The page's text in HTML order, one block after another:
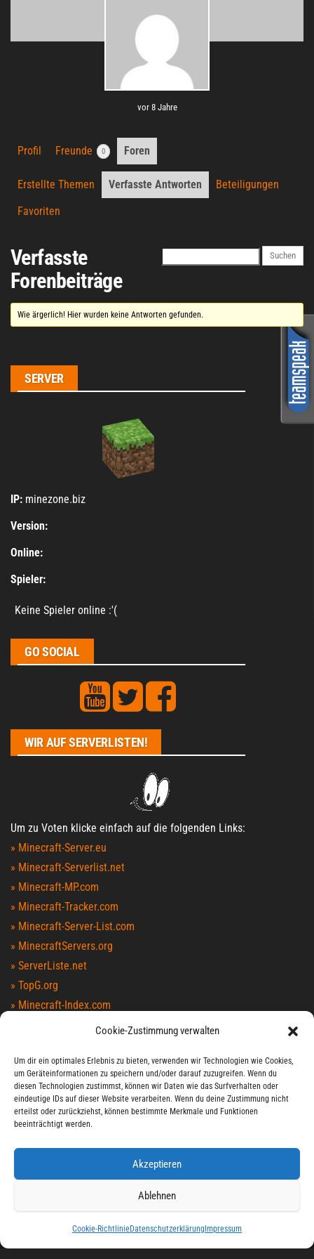
Cookie-Zustimmung verwalten
Um dir ein optimales Erlebnis zu bieten, verwenden wir Technologien wie Cookies,
um Geräteinformationen zu speichern und/oder darauf zuzugreifen. Wenn du
diesen Technologien zustimmst, können wir Daten wie das Surfverhalten oder
eindeutige IDs auf dieser Website verarbeiten. Wenn du deine Zustimmung nicht
erteilst oder zurückziehst, können bestimmte Merkmale und Funktionen
beeinträchtigt werden.
Akzeptieren
Ablehnen
Cookie-RichtlinieDatenschutzerklärung Impressum
vor 8 Jahre
Profil Freunde 0 Foren
Erstellte Themen Verfasste Antworten
Beteiligungen
Favoriten
Verfasste
Forenbeiträge
Wie ärgerlich! Hier wurden keine Antworten gefunden.
SERVER
IP: minezone.biz
Version:
Online:
Spieler:
Keine Spieler online :'(
GO SOCIAL
WIR AUF SERVERLISTEN!
Um zu Voten klicke einfach auf die folgenden Links:
» Minecraft-Server.eu
» Minecraft-Serverlist.net
» Minecraft-MP.com
» Minecraft-Tracker.com
» Minecraft-Server-List.com
» MinecraftServers.org
» ServerListe.net
» TopG.org
» Minecraft-Index.com
» MinecraftServers100.com
» MCList.eu
» Serverlist.games
LIVEWATCH
Stolz präsentiert vonWordPress |Theme:Envo Magazine